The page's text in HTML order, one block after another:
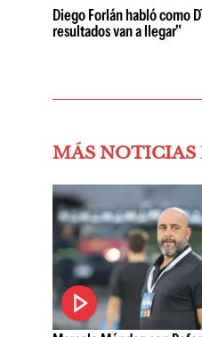
Diego Forlán habló como
resultados van a llegar"
MÁS NOTICIAS